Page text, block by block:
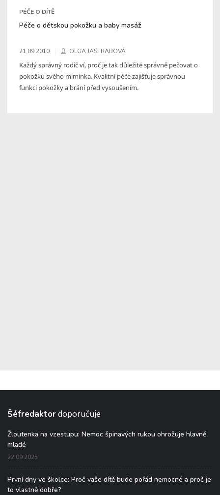
PÉČE O DÍTĚ
Péče o dětskou pokožku a baby masáž
21.09.2010 OLGA JASTRABOVÁ
Každý správný rodič ví, proč je tak důležité správně pečovat o
pokožku svého miminka. Kvalitní péče zajišťuje správnou
funkci pokožky a brání před vysoušením.
Šéfredaktordoporučuje
Žloutenka na vzestupu: Nemoc špinavých rukou ohrožuje hlavně
mladé
22.09.2025
První dny ve školce: Proč vaše dítě bude pořád nemocné a proč je
to vlastně dobře?